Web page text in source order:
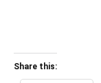
Share this: